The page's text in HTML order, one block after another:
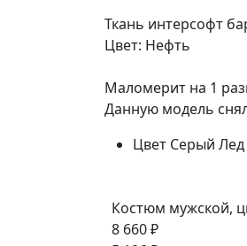
Ткань интерсофт
Цвет: Нефть
Маломерит на 1
Данную модель
Цвет Серый Лед
Костюм мужской,
8 660 ₽